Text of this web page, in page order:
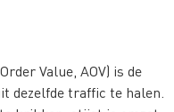
Value, AOV) is de
dezelfde traffic te halen.